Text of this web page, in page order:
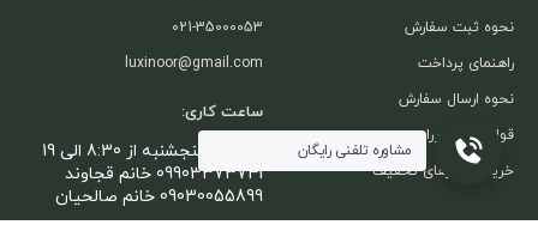
نحوه ثبت سفارش
راهنمای پرداخت
نحوه ارسال سفارش
قوانین و مقررات
خرید در روزهای تخفیف
021-35000053
luxinoor@gmail.com
ساعت کاری:
شنبه تا پنجشنبه از 8:30 الی 19
09903373741 خانم قجاوند
09030055899 خانم صالحیان
مشاوره تلفنی رایگان